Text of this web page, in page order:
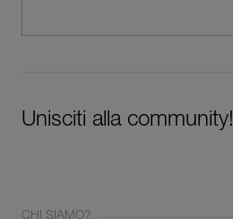
Unisciti alla community!